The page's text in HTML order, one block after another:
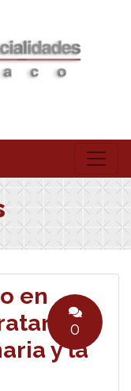
en
la
y la
0